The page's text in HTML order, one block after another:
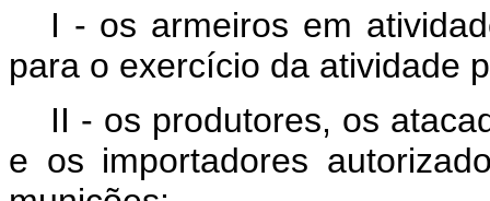
I - os armeiros em
para o exercício da atividade
II - os produtores, os
e os importadores